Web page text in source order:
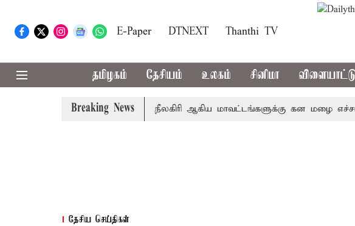
E-Paper DTNEXT Thanthi TV
தமிழகம் தேசியம் உலகம் சினிமா விளையாட்டு
Breaking News
கோவை, தேனி,நீலகிரி ஆகிய மாவட்டங்களுக்கு கன மழை
தேசிய செய்திகள்